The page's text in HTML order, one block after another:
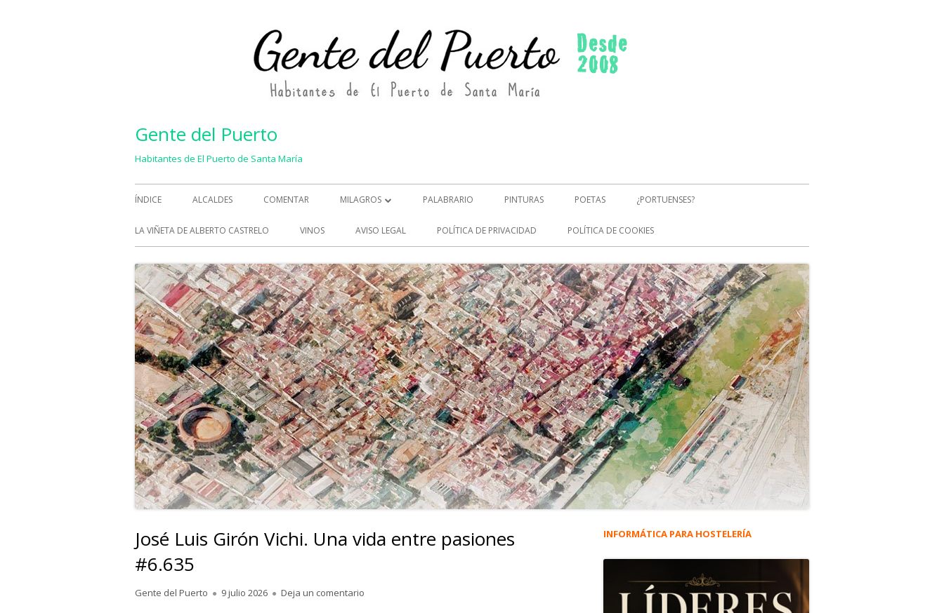
Gente del Puerto
Habitantes de El Puerto de Santa María
Menú
principal
ÍNDICE ALCALDES COMENTAR MILAGROS
MILAGROS (2)
PALABRARIO PINTURAS POETAS ¿PORTUENSES?
LA VIÑETA DE ALBERTO CASTRELO VINOS AVISO LEGAL POLÍTICA DE PRIVACIDAD POLÍTICA DE COOKIES
José Luis Girón Vichi. Una vida entre pasiones
#6.635
Autor
Gente del Puerto
Publicado
9 julio 2026 Deja un comentario
Barra
principal
INFORMÁTICA PARA HOSTELERÍA